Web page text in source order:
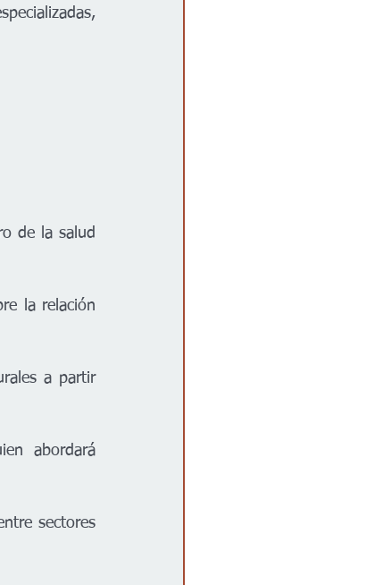
de la salud
la relación
a partir
abordará
sectores